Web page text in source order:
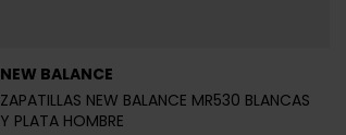
NEW BALANCE
ZAPATILLAS NEW BALANCE MR530 BLANCAS
Y PLATA HOMBRE